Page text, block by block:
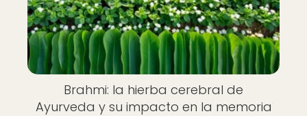
Brahmi: la hierba cerebral de
Ayurveda y su impacto en la memoria